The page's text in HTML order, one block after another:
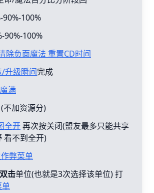
90%-100%
90%-100%
除负面魔法 重置CD时间
/升级瞬间完成
满
(不加资源分)
全开再次按关闭(盟友最多只能共享
看不到全开)
弊菜单
双击单位(也就是3次选择该单位) 打
单